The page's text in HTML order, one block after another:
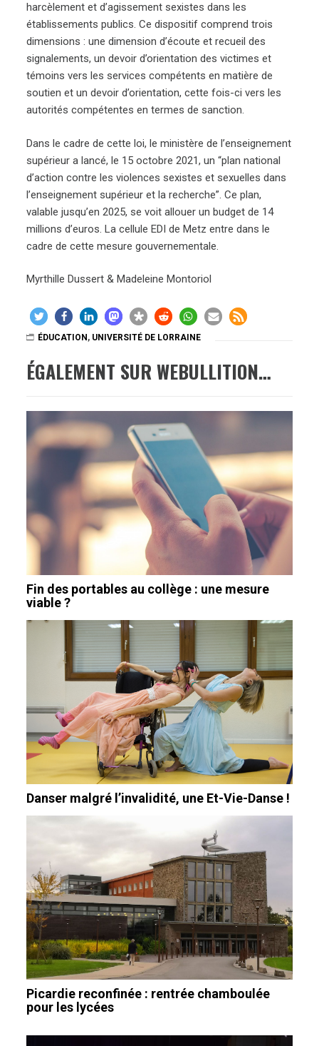
harcèlement et d’agissement sexistes dans les
établissements publics. Ce dispositif comprend trois
dimensions : une dimension d’écoute et recueil des
signalements, un devoir d’orientation des victimes et
témoins vers les services compétents en matière de
soutien et un devoir d’orientation, cette fois-ci vers les
autorités compétentes en termes de sanction.
Dans le cadre de cette loi, le ministère de l’enseignement
supérieur a lancé, le 15 octobre 2021, un “plan national
d’action contre les violences sexistes et sexuelles dans
l’enseignement supérieur et la recherche”. Ce plan,
valable jusqu’en 2025, se voit allouer un budget de 14
millions d’euros. La cellule EDI de Metz entre dans le
cadre de cette mesure gouvernementale.
Myrthille Dussert & Madeleine Montoriol
ÉDUCATION , UNIVERSITÉ DE LORRAINE
ÉGALEMENT SUR WEBULLITION…
Fin des portables au collège : une mesure
viable ?
Danser malgré l’invalidité, une Et-Vie-Danse !
Picardie reconfinée : rentrée chamboulée
pour les lycées